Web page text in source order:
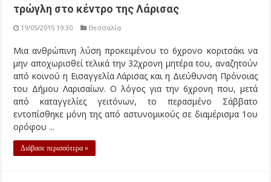
τρώγλη στο κέντρο της Λάρισας
19/05/2015 19:30 Θεσσαλία
Μια ανθρώπινη λύση προκειμένου το 6χρονο κοριτσάκι να
μην αποχωρισθεί τελικά την 32χρονη μητέρα του, αναζητούν
από κοινού η Εισαγγελία Λάρισας και η Διεύθυνση Πρόνοιας
του Δήμου Λαρισαίων. Ο λόγος για την 6χρονη που, μετά
από καταγγελίες γειτόνων, το περασμένο Σάββατο
εντοπίσθηκε μόνη της από αστυνομικούς σε διαμέρισμα 1ου
ορόφου ...
Διάβασε περισσότερα »